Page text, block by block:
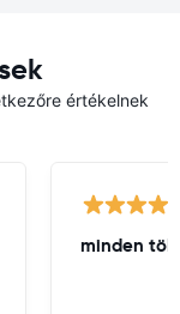
értékelnek
minden